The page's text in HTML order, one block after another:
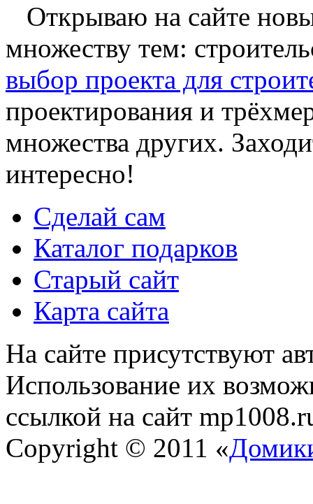
Открываю на сайте
множеству тем:
выбор проекта для
проектирования и
множества других.
интересно!
Сделай сам
Каталог подарков
Старый сайт
Карта сайта
На сайте присутствуют
Использование их
ссылкой на сайт
Copyright © 2011 «